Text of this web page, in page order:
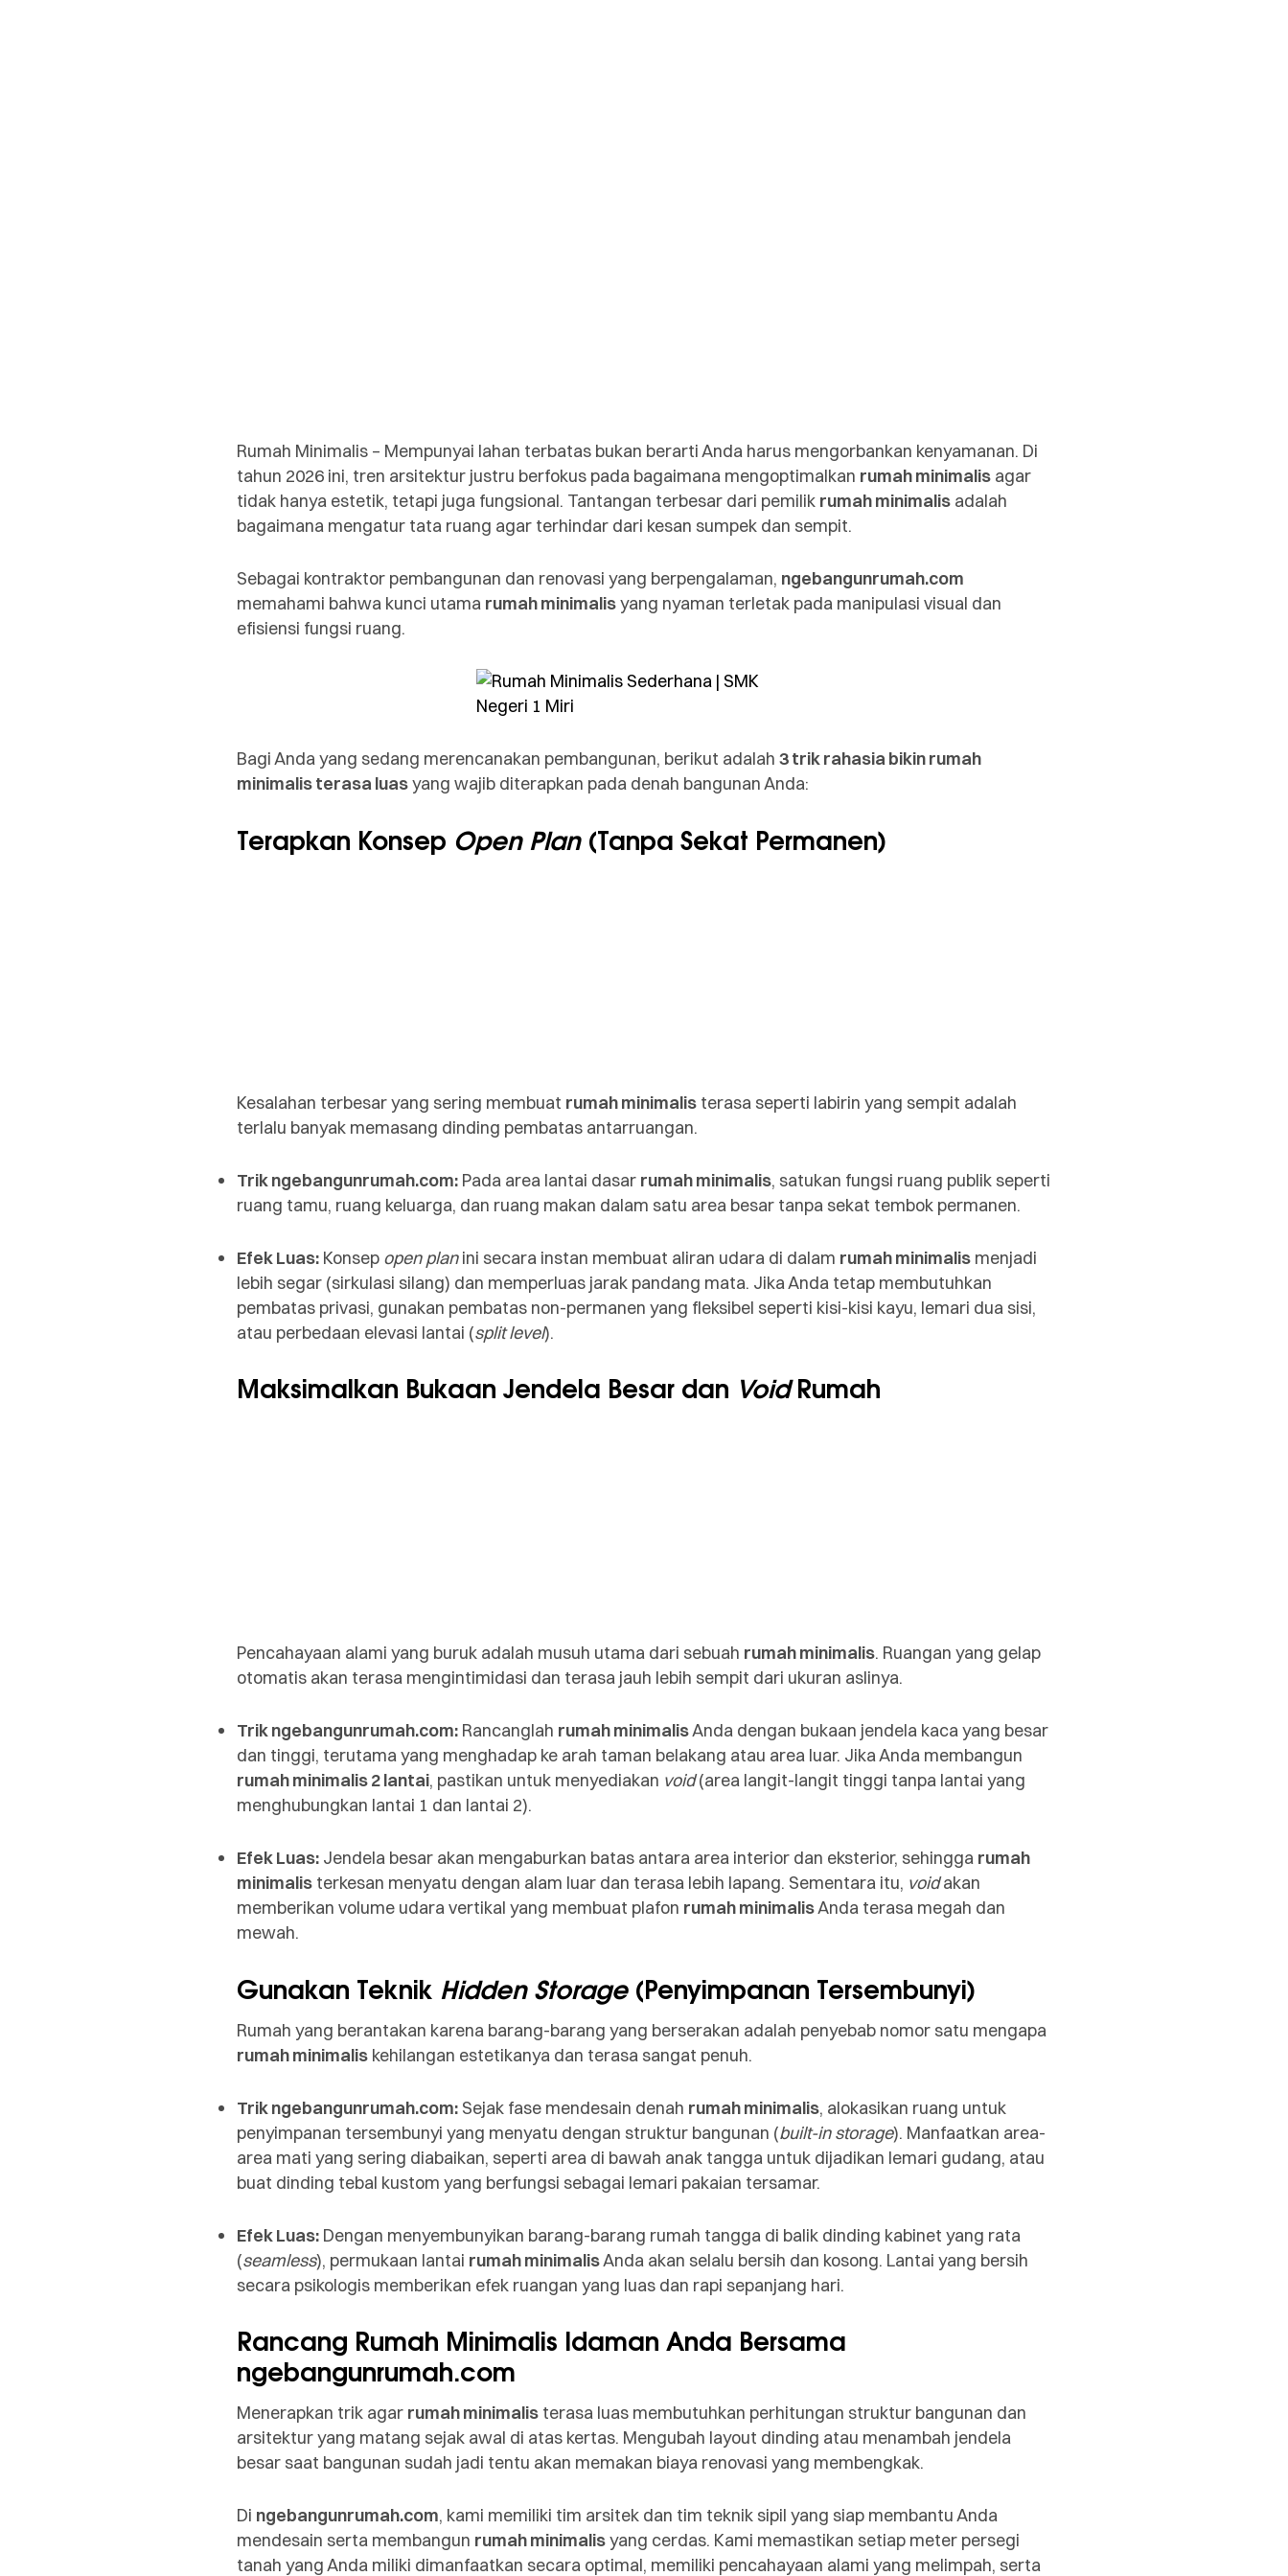
Rumah Minimalis – Mempunyai lahan terbatas bukan berarti Anda harus mengorbankan kenyamanan. Di
tahun 2026 ini, tren arsitektur justru berfokus pada bagaimana mengoptimalkan rumah minimalis agar
tidak hanya estetik, tetapi juga fungsional. Tantangan terbesar dari pemilik rumah minimalis adalah
bagaimana mengatur tata ruang agar terhindar dari kesan sumpek dan sempit.
Sebagai kontraktor pembangunan dan renovasi yang berpengalaman, ngebangunrumah.com
memahami bahwa kunci utama rumah minimalisyang nyaman terletak pada manipulasi visual dan
efisiensi fungsi ruang.
Bagi Anda yang sedang merencanakan pembangunan, berikut adalah 3 trik rahasia bikin rumah
minimalis terasa luasyang wajib diterapkan pada denah bangunan Anda:
Terapkan Konsep Open Plan(Tanpa Sekat Permanen)
Kesalahan terbesar yang sering membuat rumah minimalis terasa seperti labirin yang sempit adalah
terlalu banyak memasang dinding pembatas antarruangan.
Trik ngebangunrumah.com: Pada area lantai dasar rumah minimalis, satukan fungsi ruang publik seperti
ruang tamu, ruang keluarga, dan ruang makan dalam satu area besar tanpa sekat tembok permanen.
Efek Luas: Konsep open planini secara instan membuat aliran udara di dalam rumah minimalis menjadi
lebih segar (sirkulasi silang) dan memperluas jarak pandang mata. Jika Anda tetap membutuhkan
pembatas privasi, gunakan pembatas non-permanen yang fleksibel seperti kisi-kisi kayu, lemari dua sisi,
atau perbedaan elevasi lantai (split level).
Maksimalkan Bukaan Jendela Besar dan VoidRumah
Pencahayaan alami yang buruk adalah musuh utama dari sebuah rumah minimalis. Ruangan yang gelap
otomatis akan terasa mengintimidasi dan terasa jauh lebih sempit dari ukuran aslinya.
Trik ngebangunrumah.com: Rancanglah rumah minimalisAnda dengan bukaan jendela kaca yang besar
dan tinggi, terutama yang menghadap ke arah taman belakang atau area luar. Jika Anda membangun
rumah minimalis 2 lantai, pastikan untuk menyediakan void(area langit-langit tinggi tanpa lantai yang
menghubungkan lantai 1 dan lantai 2).
Efek Luas: Jendela besar akan mengaburkan batas antara area interior dan eksterior, sehingga rumah
minimalis terkesan menyatu dengan alam luar dan terasa lebih lapang. Sementara itu, voidakan
memberikan volume udara vertikal yang membuat plafon rumah minimalisAnda terasa megah dan
mewah.
Gunakan Teknik Hidden Storage(Penyimpanan Tersembunyi)
Rumah yang berantakan karena barang-barang yang berserakan adalah penyebab nomor satu mengapa
rumah minimalis kehilangan estetikanya dan terasa sangat penuh.
Trik ngebangunrumah.com: Sejak fase mendesain denah rumah minimalis, alokasikan ruang untuk
penyimpanan tersembunyi yang menyatu dengan struktur bangunan (built-in storage). Manfaatkan area-
area mati yang sering diabaikan, seperti area di bawah anak tangga untuk dijadikan lemari gudang, atau
buat dinding tebal kustom yang berfungsi sebagai lemari pakaian tersamar.
Efek Luas: Dengan menyembunyikan barang-barang rumah tangga di balik dinding kabinet yang rata
(seamless), permukaan lantai rumah minimalisAnda akan selalu bersih dan kosong. Lantai yang bersih
secara psikologis memberikan efek ruangan yang luas dan rapi sepanjang hari.
Rancang Rumah Minimalis Idaman Anda Bersama
ngebangunrumah.com
Menerapkan trik agar rumah minimalis terasa luas membutuhkan perhitungan struktur bangunan dan
arsitektur yang matang sejak awal di atas kertas. Mengubah layout dinding atau menambah jendela
besar saat bangunan sudah jadi tentu akan memakan biaya renovasi yang membengkak.
Di ngebangunrumah.com, kami memiliki tim arsitek dan tim teknik sipil yang siap membantu Anda
mendesain serta membangun rumah minimalisyang cerdas. Kami memastikan setiap meter persegi
tanah yang Anda miliki dimanfaatkan secara optimal, memiliki pencahayaan alami yang melimpah, serta